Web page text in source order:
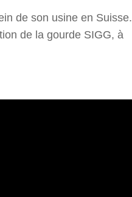
de son usine en Suisse.
de la gourde SIGG, à